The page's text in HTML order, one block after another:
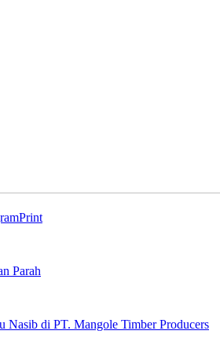
Print
Parah
Nasib di PT. Mangole Timber Producers